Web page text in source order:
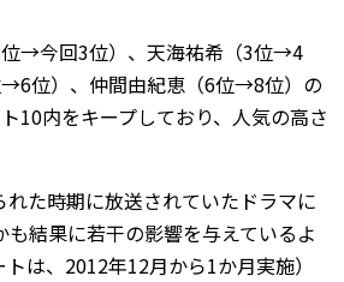
位→今回3位）、天海祐希（3位→4
位）、仲間由紀恵（6位→8位）の
10内をキープしており、人気の高さ
れた時期に放送されていたドラマに
結果に若干の影響を与えているよ
は、2012年12月から1か月実施）